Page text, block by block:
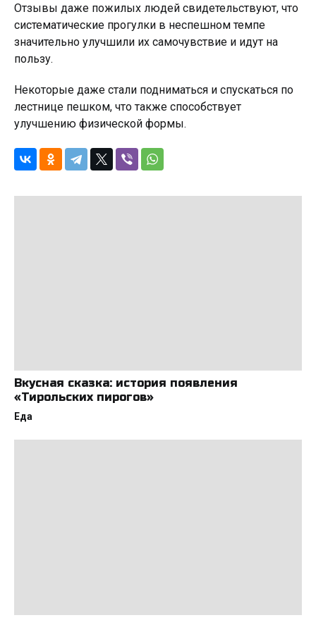
Отзывы даже пожилых людей свидетельствуют, что
систематические прогулки в неспешном темпе
значительно улучшили их самочувствие и идут на
пользу.
Некоторые даже стали подниматься и спускаться по
лестнице пешком, что также способствует
улучшению физической формы.
Вкусная сказка: история появления
«Тирольских пирогов»
Еда